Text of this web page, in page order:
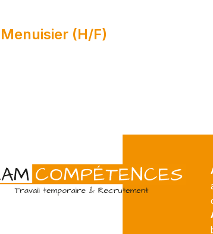
Menuisier (H/F)
une équipe déjà en place dans une structure
Technicien de maintenance H/